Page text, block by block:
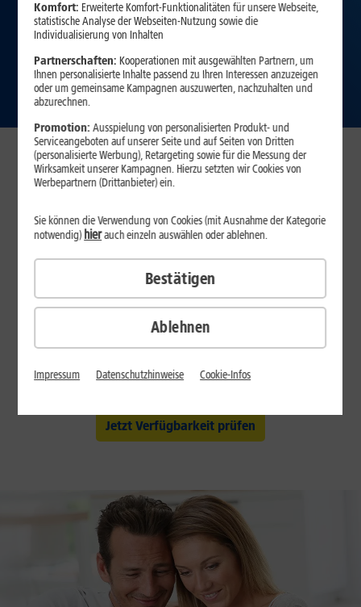
Verfügbarkeit prüfen
Ich nutze hier bereits einen Internet-Anschluss eines
Ich nutze hier noch keinen Internet-Anschluss
Datenschutz
Jetzt Verfügbarkeit prüfen
Komfort: Erweiterte Komfort-Funktionalitäten für unsere Webseite,
statistische Analyse der Webseiten-Nutzung sowie die
Individualisierung von Inhalten
Partnerschaften: Kooperationen mit ausgewählten Partnern, um
Ihnen personalisierte Inhalte passend zu Ihren Interessen anzuzeigen
oder um gemeinsame Kampagnen auszuwerten, nachzuhalten und
abzurechnen.
Promotion:Ausspielung von personalisierten Produkt- und
Serviceangeboten auf unserer Seite und auf Seiten von Dritten
(personalisierte Werbung), Retargeting sowie für die Messung der
Wirksamkeit unserer Kampagnen. Hierzu setzten wir Cookies von
Werbepartnern (Drittanbieter) ein.
Ablehnen
Sie können die Verwendung von Cookies (mit Ausnahme der Kategorie
notwendig) hierauch einzeln auswählen oder ablehnen.
Bestätigen
Impressum Datenschutzhinweise Cookie-Infos